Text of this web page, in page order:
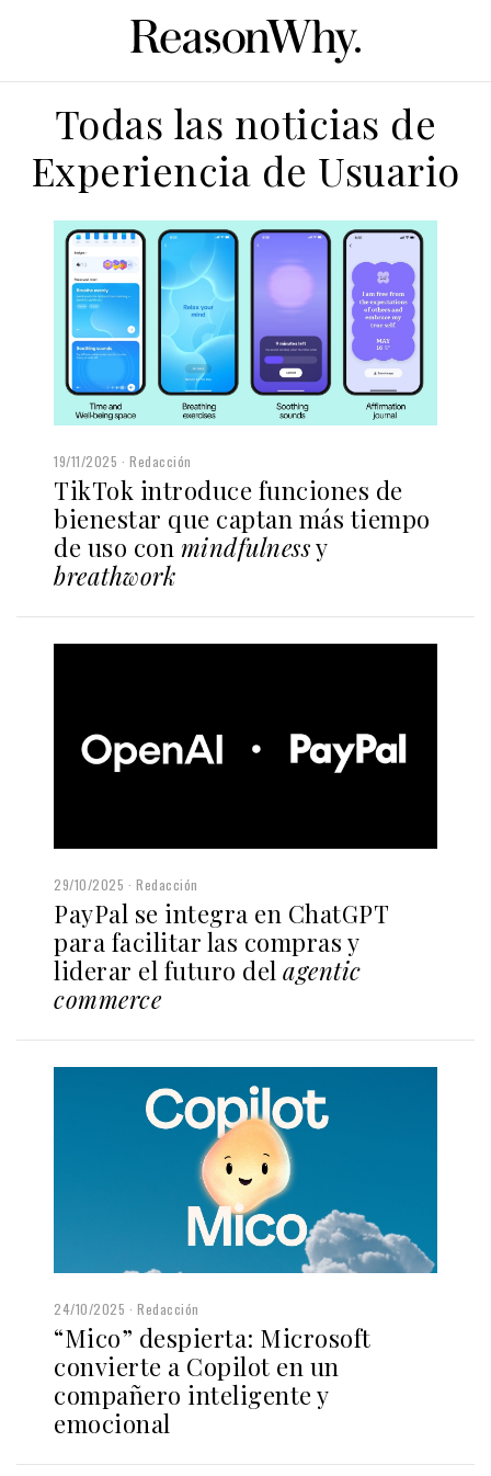
Todas las noticias de
Experiencia de Usuario
19/11/2025 Redacción
TikTok introduce funciones de
bienestar que captan más tiempo
de uso con mindfulnessy
breathwork
29/10/2025 Redacción
PayPal se integra en ChatGPT
para facilitar las compras y
liderar el futuro del agentic
commerce
24/10/2025 Redacción
“Mico” despierta: Microsoft
convierte a Copilot en un
compañero inteligente y
emocional